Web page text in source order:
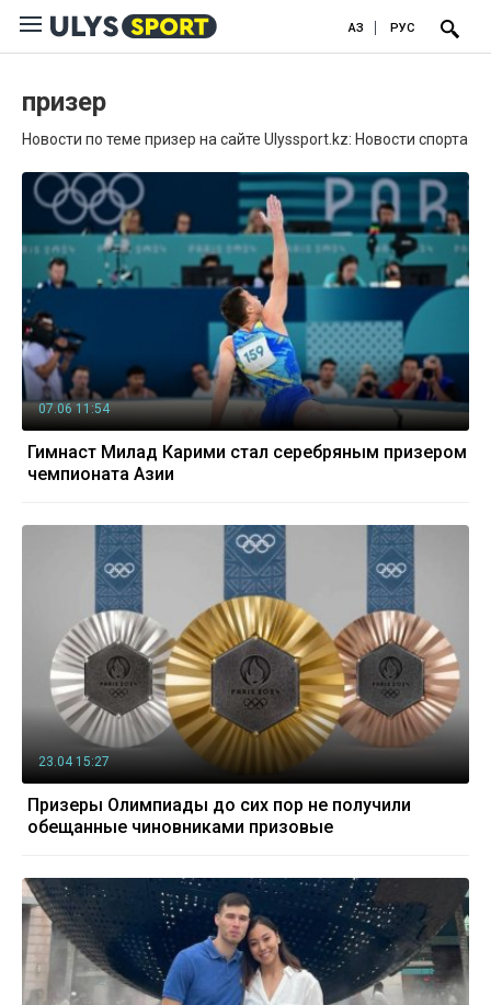
ҚАЗ РУС
призер
Новости по теме призер на сайте Ulyssport.kz: Новости спорта
07.06 11:54
Гимнаст Милад Карими стал серебряным призером
чемпионата Азии
23.04 15:27
Призеры Олимпиады до сих пор не получили
обещанные чиновниками призовые